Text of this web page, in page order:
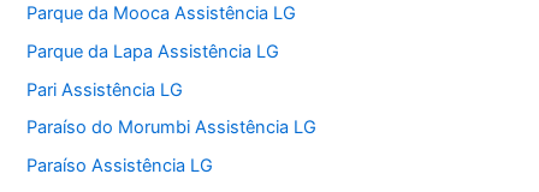
Parque da Mooca Assistência LG
Parque da Lapa Assistência LG
Pari Assistência LG
Paraíso do Morumbi Assistência LG
Paraíso Assistência LG